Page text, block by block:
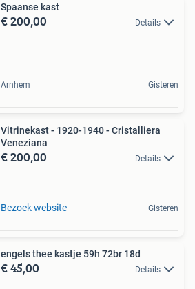
Spaanse kast
€ 200,00 Details
Arnhem Gisteren
Vitrinekast - 1920-1940 - Cristalliera
Veneziana
€ 200,00 Details
Bezoek website Gisteren
engels thee kastje 59h 72br 18d
€ 45,00 Details